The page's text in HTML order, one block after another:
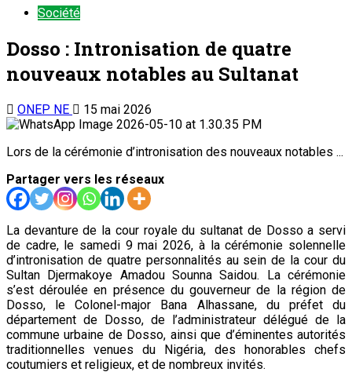
Société
Dosso : Intronisation de quatre
nouveaux notables au Sultanat
ONEP NE 15 mai 2026
Lors de la cérémonie d’intronisation des nouveaux notables ...
Partager vers les réseaux
La devanture de la cour royale du sultanat de Dosso a servi
de cadre, le samedi 9 mai 2026, à la cérémonie solennelle
d’intronisation de quatre personnalités au sein de la cour du
Sultan Djermakoye Amadou Sounna Saidou. La cérémonie
s’est déroulée en présence du gouverneur de la région de
Dosso, le Colonel-major Bana Alhassane, du préfet du
département de Dosso, de l’administrateur délégué de la
commune urbaine de Dosso, ainsi que d’éminentes autorités
traditionnelles venues du Nigéria, des honorables chefs
coutumiers et religieux, et de nombreux invités.